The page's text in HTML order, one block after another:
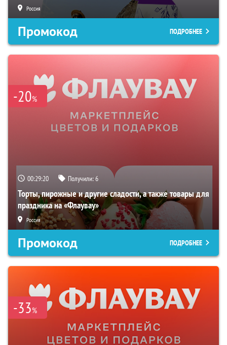
Россия
Промокод ПОДРОБНЕЕ
-20%
00:29:19 Получили:6
Торты, пирожные и другие сладости, а также товары для
праздника на «Флаувау»
Россия
Промокод ПОДРОБНЕЕ
-33%